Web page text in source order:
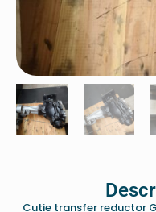
Cutie transfer reductor